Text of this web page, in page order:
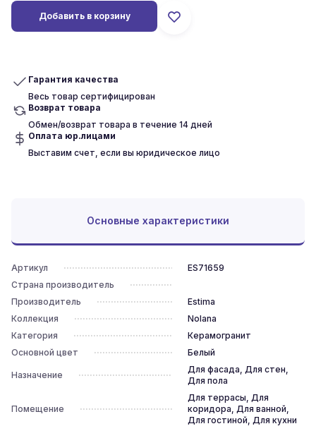
Добавить в корзину
Гарантия качества
Весь товар сертифицирован
Возврат товара
Обмен/возврат товара в течение 14 дней
Оплата юр.лицами
Выставим счет, если вы юридическое лицо
Основные характеристики
Артикул
ES71659
Страна производитель
Производитель
Estima
Коллекция
Nolana
Категория
Керамогранит
Основной цвет
Белый
Назначение
Для фасада, Для стен,
Для пола
Помещение
Для террасы, Для
коридора, Для ванной,
Для гостиной, Для кухни